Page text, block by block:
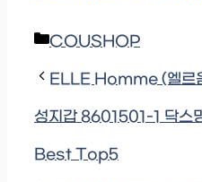
Categories
COUSHOP
ELLE Homme (엘르
성지갑 8601501-1 닥스
Best Top5